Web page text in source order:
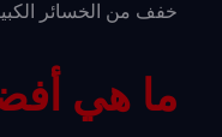
خفف من الخسائر
ما هي